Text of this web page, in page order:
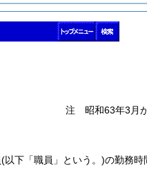
注 昭和63年3月か
(以下「職員」という。)の勤務時